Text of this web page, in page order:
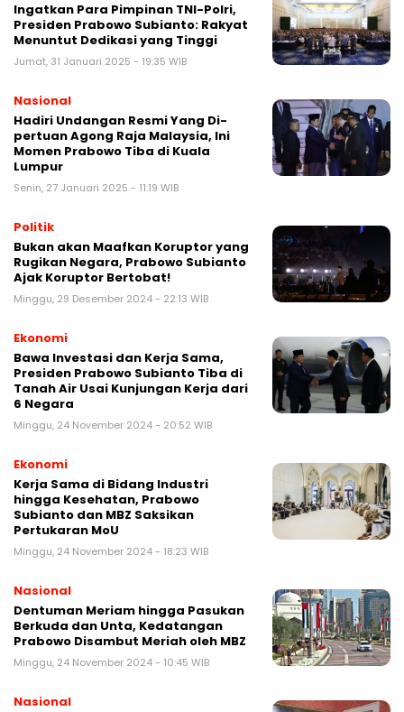
Ingatkan Para Pimpinan TNI-Polri,
Presiden Prabowo Subianto: Rakyat
Menuntut Dedikasi yang Tinggi
Jumat, 31 Januari 2025 - 19:35 WIB
Nasional
Hadiri Undangan Resmi Yang Di-
pertuan Agong Raja Malaysia, Ini
Momen Prabowo Tiba di Kuala
Lumpur
Senin, 27 Januari 2025 - 11:19 WIB
Politik
Bukan akan Maafkan Koruptor yang
Rugikan Negara, Prabowo Subianto
Ajak Koruptor Bertobat!
Minggu, 29 Desember 2024 - 22:13 WIB
Ekonomi
Bawa Investasi dan Kerja Sama,
Presiden Prabowo Subianto Tiba di
Tanah Air Usai Kunjungan Kerja dari
6 Negara
Minggu, 24 November 2024 - 20:52 WIB
Ekonomi
Kerja Sama di Bidang Industri
hingga Kesehatan, Prabowo
Subianto dan MBZ Saksikan
Pertukaran MoU
Minggu, 24 November 2024 - 18:23 WIB
Nasional
Dentuman Meriam hingga Pasukan
Berkuda dan Unta, Kedatangan
Prabowo Disambut Meriah oleh MBZ
Minggu, 24 November 2024 - 10:45 WIB
Nasional